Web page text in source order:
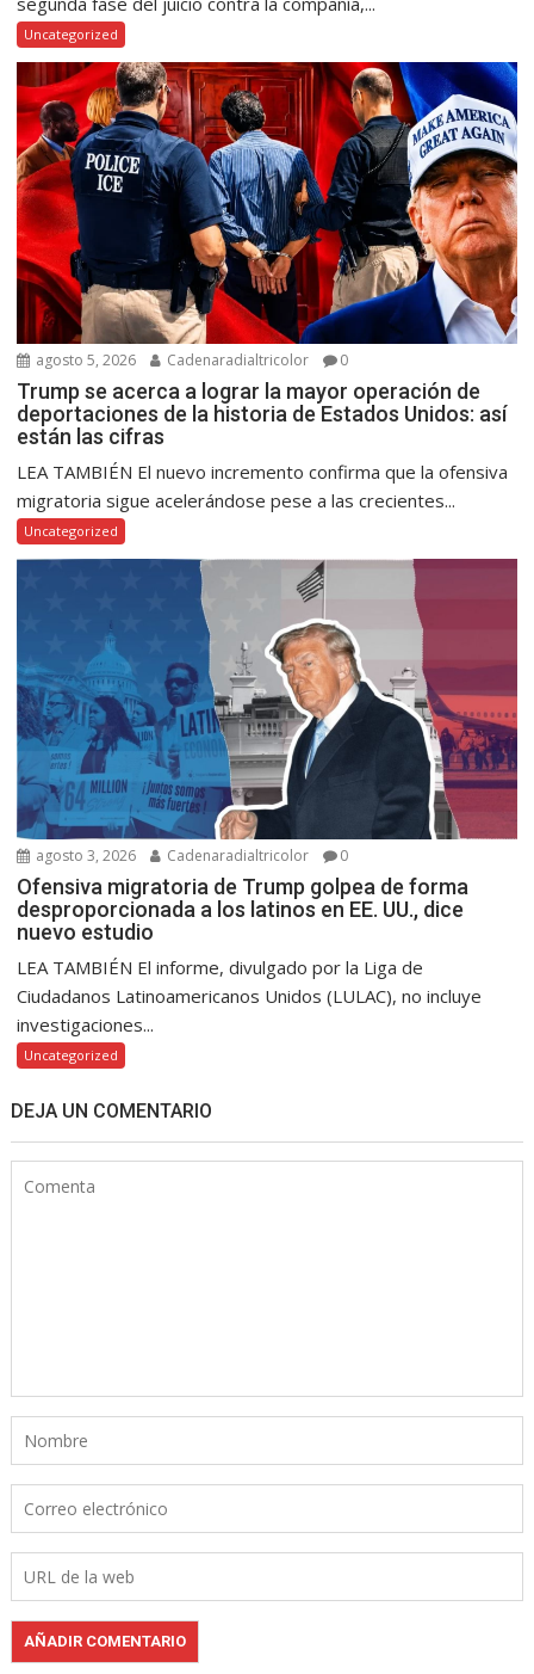
Uncategorized
agosto 5, 2026 Cadenaradialtricolor 0
Trump se acerca a lograr la mayor operación de
deportaciones de la historia de Estados Unidos: así
están las cifras
LEA TAMBIÉN El nuevo incremento confirma que la ofensiva
migratoria sigue acelerándose pese a las crecientes...
Uncategorized
agosto 3, 2026 Cadenaradialtricolor 0
Ofensiva migratoria de Trump golpea de forma
desproporcionada a los latinos en EE. UU., dice
nuevo estudio
LEA TAMBIÉN El informe, divulgado por la Liga de
Ciudadanos Latinoamericanos Unidos (LULAC), no incluye
investigaciones...
Uncategorized
DEJA UN COMENTARIO